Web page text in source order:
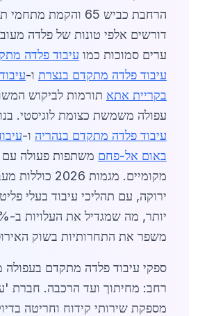
הרחבת כביש 65 והקמת
דורשים אלפי טונות של פלדה
ערים סמוכות כמו עיבוד פלדה
עיבוד פלדה מתקדם בנצרת ו-
בקריית אתא תורמות לביקוש
עפולה משמשת כצומת לוגיסטי.
עיבוד פלדה מתקדם בנהריה ו-
באום אל-פחם משתפות פעולה עם
מקומיים. מגמות
ירוקה, עם תהליכי עיבוד בעלי
משפר את התחרותיות בשוק
ספקי עיבוד פלדה מתקדם בעפולה
רחב: מחיתוך ועד הרכבה. חברת
מספקת שירותי קידוח וחריטה